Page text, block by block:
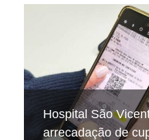
Hospital São
arrecadação de
Projeto celebra
pacientes
No frio, a sede
necessidade de